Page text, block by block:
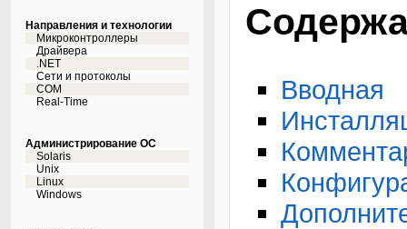
Направления и технологии
Микроконтроллеры
Драйвера
.NET
Сети и протоколы
COM
Real-Time
Администрирование ОС
Solaris
Unix
Linux
Windows
Вводная